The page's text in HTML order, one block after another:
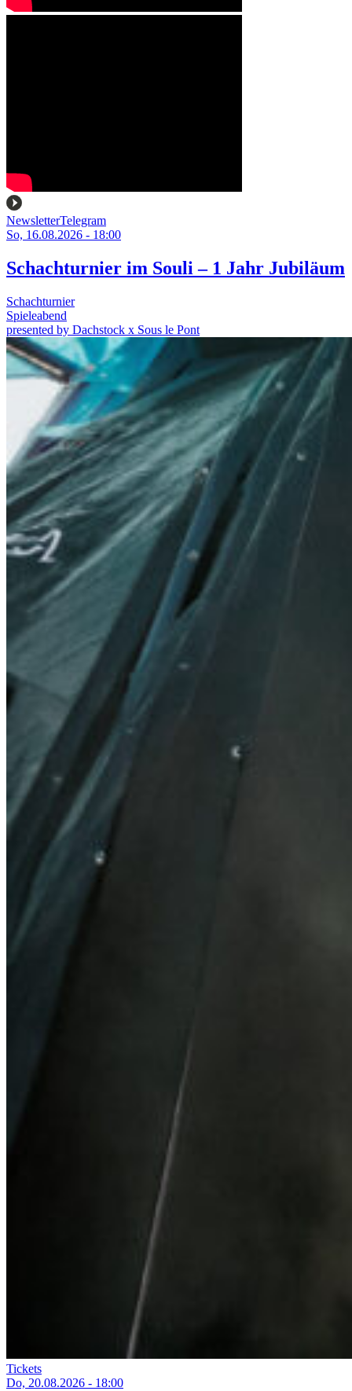
NewsletterTelegram
So, 16.08.2026 - 18:00
Schachturnier im Souli – 1 Jahr Jubiläum
Schachturnier
Spieleabend
presented by Dachstock x Sous le Pont
Tickets
Do, 20.08.2026 - 18:00